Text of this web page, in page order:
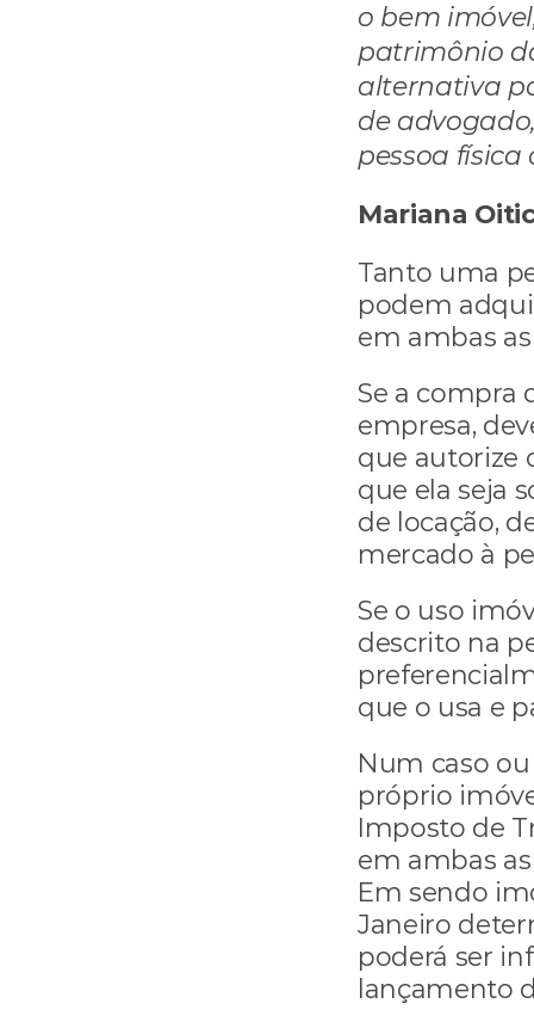
o bem
patrimônio
alternativa
de
pessoa
Mariana
Tanto uma
podem
em ambas
Se a compra
empresa,
que autorize
que ela seja
de locação,
mercado à
Se o uso
descrito na
que o usa e
Num caso
próprio
Imposto de
em ambas
Em sendo
Janeiro
poderá ser
lançamento